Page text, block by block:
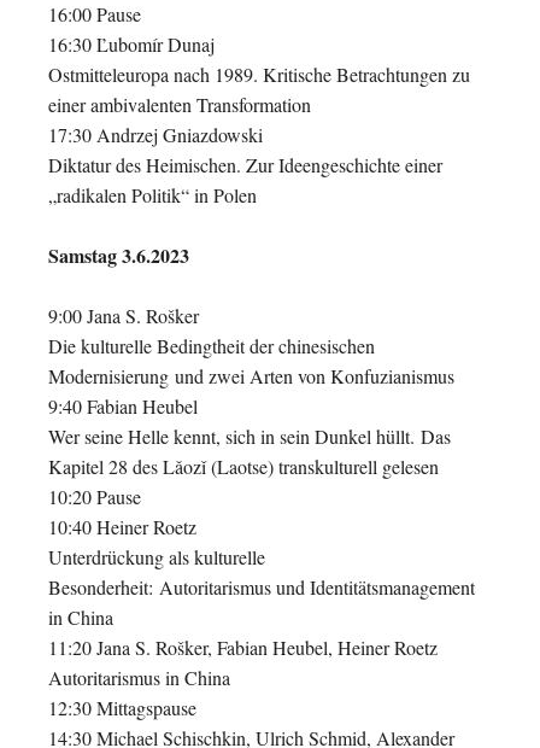
16:00 Pause
16:30 Ľubomír Dunaj
Ostmitteleuropa nach 1989. Kritische Betrachtungen zu
einer ambivalenten Transformation
17:30 Andrzej Gniazdowski
Diktatur des Heimischen. Zur Ideengeschichte einer
„radikalen Politik“ in Polen
Samstag 3.6.2023
9:00 Jana S. Rošker
Die kulturelle Bedingtheit der chinesischen
Modernisierung und zwei Arten von Konfuzianismus
9:40 Fabian Heubel
Wer seine Helle kennt, sich in sein Dunkel hüllt. Das
Kapitel 28 des Lǎozǐ (Laotse) transkulturell gelesen
10:20 Pause
10:40 Heiner Roetz
Unterdrückung als kulturelle
Besonderheit: Autoritarismus und Identitätsmanagement
in China
11:20 Jana S. Rošker, Fabian Heubel, Heiner Roetz
Autoritarismus in China
12:30 Mittagspause
14:30 Michael Schischkin, Ulrich Schmid, Alexander